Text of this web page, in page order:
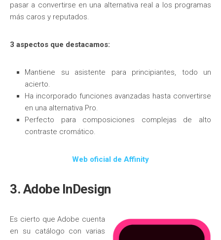
pasar a convertirse en una alternativa real a los programas
más caros y reputados.
3 aspectos que destacamos:
Mantiene su asistente para principiantes, todo un
acierto.
Ha incorporado funciones avanzadas hasta convertirse
en una alternativa Pro.
Perfecto para composiciones complejas de alto
contraste cromático.
Web oficial de Affinity
3. Adobe InDesign
Es cierto que Adobe cuenta
en su catálogo con varias